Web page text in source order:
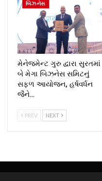
બિઝનેસ
મેનેજમેન્ટ ગુરુ દ્વારા સુરતમાં
બે મેગા બિઝનેસ સમિટનું
સફળ આયોજન, હર્ષવર્ધન
જૈને…
PREV NEXT